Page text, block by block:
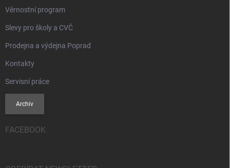
Věrnostní program
Slevy pro školy a CVČ
Prodejna a výdejna Poprad
Kontakty
Servisní práce
Archiv
FACEBOOK